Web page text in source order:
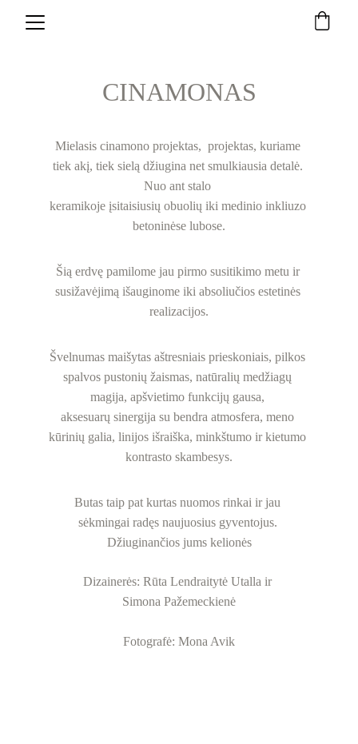
CINAMONAS
Mielasis cinamono projektas,  projektas, kuriame
tiek akį, tiek sielą džiugina net smulkiausia detalė.
Nuo ant stalo
keramikoje įsitaisiusių obuolių iki medinio inkliuzo
betoninėse lubose.
Šią erdvę pamilome jau pirmo susitikimo metu ir
susižavėjimą išauginome iki absoliučios estetinės
realizacijos.
Švelnumas maišytas aštresniais prieskoniais, pilkos
spalvos pustonių žaismas, natūralių medžiagų
magija, apšvietimo funkcijų gausa,
aksesuarų sinergija su bendra atmosfera, meno
kūrinių galia, linijos išraiška, minkštumo ir kietumo
kontrasto skambesys.
Butas taip pat kurtas nuomos rinkai ir jau
sėkmingai radęs naujuosius gyventojus.
Džiuginančios jums kelionės
Dizainerės: Rūta Lendraitytė Utalla ir
Simona Pažemeckienė
Fotografė: Mona Avik